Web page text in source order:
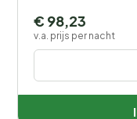
€ 98,23
v.a. prijs per nacht